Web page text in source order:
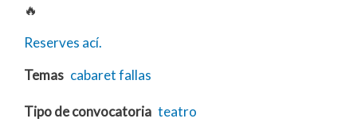
🔥
Reserves ací.
Temas cabaretfallas
Tipo de convocatoria teatro